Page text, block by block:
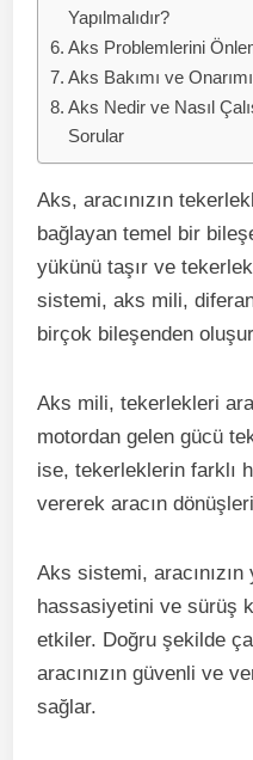
Yapılmalıdır?
Aks Problemlerini
Aks Bakımı ve
Aks Nedir ve Nasıl
Sorular
Aks, aracınızın
bağlayan temel bir
yükünü taşır ve
sistemi, aks mili,
birçok bileşenden
Aks mili, tekerlekleri
motordan gelen gücü
ise, tekerleklerin farklı
vererek aracın
Aks sistemi,
hassasiyetini ve sürüş
etkiler. Doğru şekilde
aracınızın güvenli ve
sağlar.